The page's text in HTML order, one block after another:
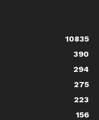
10835
390
294
275
223
156